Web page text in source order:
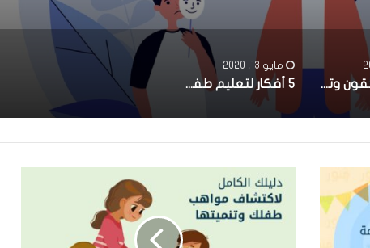
الأبناء المراهقون وتقلباتهم النفسية
مايو 13, 2020
5 أفكار لتعليم طفلك الادخار